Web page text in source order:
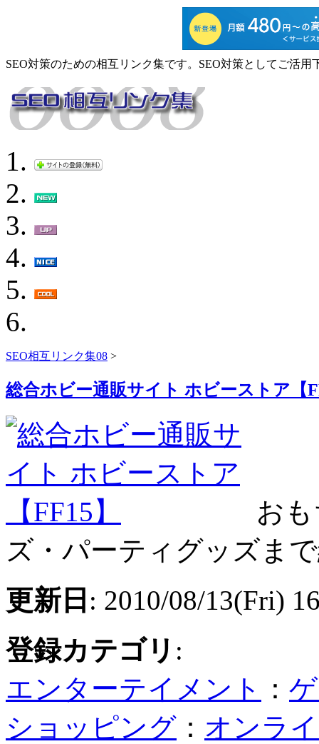
SEO対策のための相互リンク集です。SEO対策としてご活用
SEO相互リンク集08 >
総合ホビー通販サイト ホビーストア【
お
ズ・パーティグッズま
更新日 : 2010/08/13(Fri)
登録カテゴリ :
エンターテイメント
：
ショッピング ： オンラ